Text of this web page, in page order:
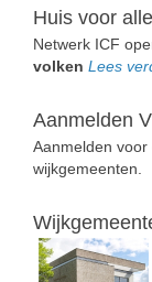
Huis voor
Netwerk ICF
volken Lees
Aanmelden
Aanmelden voor
wijkgemeenten.